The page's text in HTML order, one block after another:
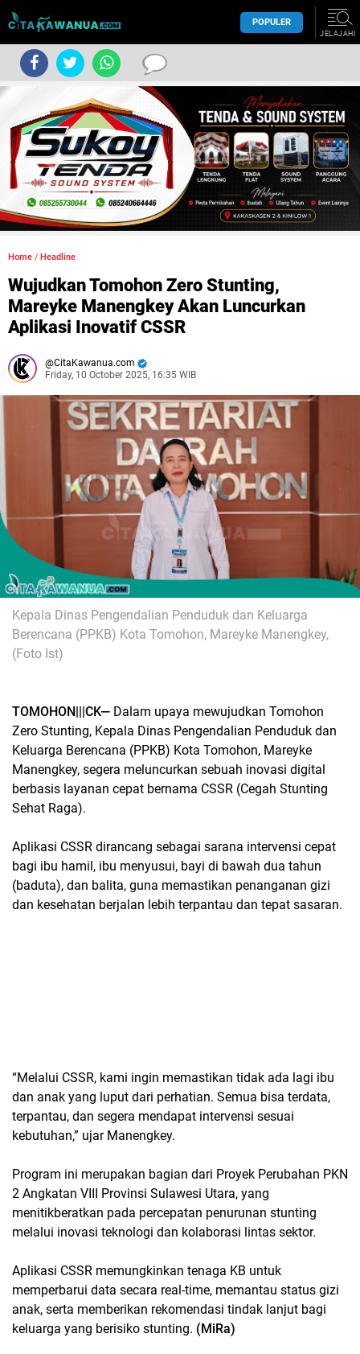
POPULER
JELAJAHI
Home / Headline
Wujudkan Tomohon Zero Stunting,
Mareyke Manengkey Akan Luncurkan
Aplikasi Inovatif CSSR
CitaKawanua.com
Friday, 10 October 2025, 16:35 WIB
Kepala Dinas Pengendalian Penduduk dan Keluarga
Berencana (PPKB) Kota Tomohon, Mareyke Manengkey,
(Foto Ist)
TOMOHON|||CK— Dalam upaya mewujudkan Tomohon
Zero Stunting, Kepala Dinas Pengendalian Penduduk dan
Keluarga Berencana (PPKB) Kota Tomohon, Mareyke
Manengkey, segera meluncurkan sebuah inovasi digital
berbasis layanan cepat bernama CSSR (Cegah Stunting
Sehat Raga).
Aplikasi CSSR dirancang sebagai sarana intervensi cepat
bagi ibu hamil, ibu menyusui, bayi di bawah dua tahun
(baduta), dan balita, guna memastikan penanganan gizi
dan kesehatan berjalan lebih terpantau dan tepat sasaran.
“Melalui CSSR, kami ingin memastikan tidak ada lagi ibu
dan anak yang luput dari perhatian. Semua bisa terdata,
terpantau, dan segera mendapat intervensi sesuai
kebutuhan,” ujar Manengkey.
Program ini merupakan bagian dari Proyek Perubahan PKN
2 Angkatan VIII Provinsi Sulawesi Utara, yang
menitikberatkan pada percepatan penurunan stunting
melalui inovasi teknologi dan kolaborasi lintas sektor.
Aplikasi CSSR memungkinkan tenaga KB untuk
memperbarui data secara real-time, memantau status gizi
anak, serta memberikan rekomendasi tindak lanjut bagi
keluarga yang berisiko stunting. (MiRa)